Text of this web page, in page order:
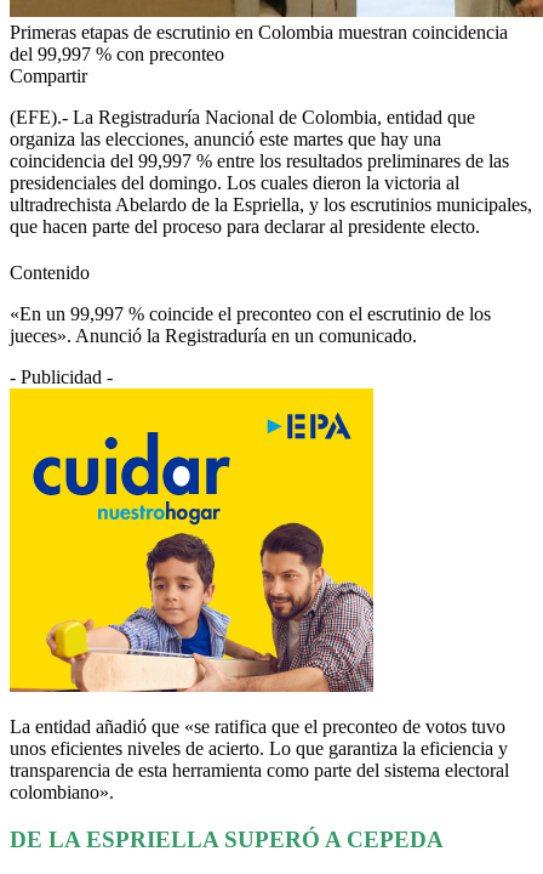
Primeras etapas de escrutinio en Colombia muestran coincidencia
del 99,997 % con preconteo
Compartir
(EFE).- La Registraduría Nacional de Colombia, entidad que
organiza las elecciones, anunció este martes que hay una
coincidencia del 99,997 % entre los resultados preliminares de las
presidenciales del domingo. Los cuales dieron la victoria al
ultradrechista Abelardo de la Espriella, y los escrutinios municipales,
que hacen parte del proceso para declarar al presidente electo.
Contenido
«En un 99,997 % coincide el preconteo con el escrutinio de los
jueces». Anunció la Registraduría en un comunicado.
- Publicidad -
La entidad añadió que «se ratifica que el preconteo de votos tuvo
unos eficientes niveles de acierto. Lo que garantiza la eficiencia y
transparencia de esta herramienta como parte del sistema electoral
colombiano».
DE LA ESPRIELLA SUPERÓ A CEPEDA